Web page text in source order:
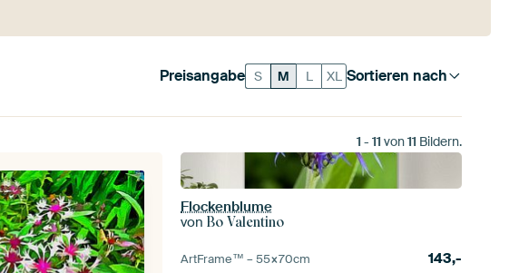
Sortieren nach
Preisangabe S M L XL
1 - 11 von11 Bildern.
Flockenblume
vonBo Valentino
ArtFrame™ –55×70cm 143,-